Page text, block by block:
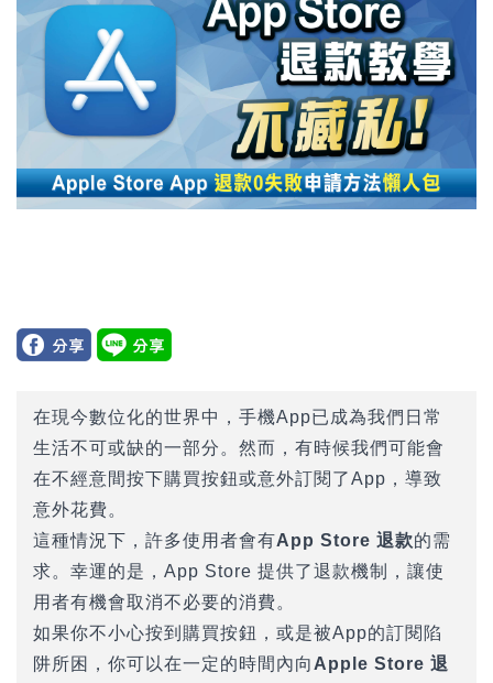
在現今數位化的世界中，手機App已成為我們日常
生活不可或缺的一部分。然而，有時候我們可能會
在不經意間按下購買按鈕或意外訂閱了App，導致
意外花費。
這種情況下，許多使用者會有App Store 退款的需
求。幸運的是，App Store 提供了退款機制，讓使
用者有機會取消不必要的消費。
如果你不小心按到購買按鈕，或是被App的訂閱陷
阱所困，你可以在一定的時間內向 Apple Store 退